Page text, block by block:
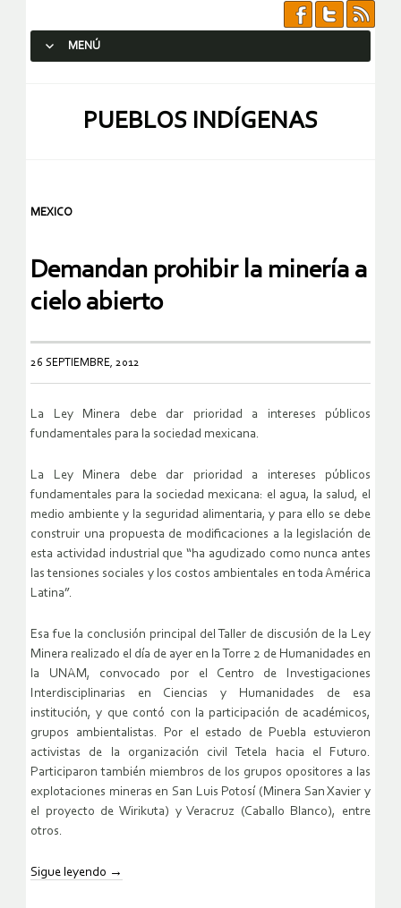
MENÚ
PUEBLOS INDÍGENAS
MEXICO
Demandan prohibir la minería a
cielo abierto
26 SEPTIEMBRE, 2012
La Ley Minera debe dar prioridad a intereses públicos
fundamentales para la sociedad mexicana.
La Ley Minera debe dar prioridad a intereses públicos
fundamentales para la sociedad mexicana: el agua, la salud, el
medio ambiente y la seguridad alimentaria, y para ello se debe
construir una propuesta de modificaciones a la legislación de
esta actividad industrial que “ha agudizado como nunca antes
las tensiones sociales y los costos ambientales en toda América
Latina”.
Esa fue la conclusión principal del Taller de discusión de la Ley
Minera realizado el día de ayer en la Torre 2 de Humanidades en
la UNAM, convocado por el Centro de Investigaciones
Interdisciplinarias en Ciencias y Humanidades de esa
institución, y que contó con la participación de académicos,
grupos ambientalistas. Por el estado de Puebla estuvieron
activistas de la organización civil Tetela hacia el Futuro.
Participaron también miembros de los grupos opositores a las
explotaciones mineras en San Luis Potosí (Minera San Xavier y
el proyecto de Wirikuta) y Veracruz (Caballo Blanco), entre
otros.
Sigue leyendo →